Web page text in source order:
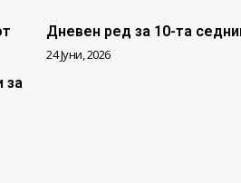
за
Дневен ред за 10-та
24 Јуни, 2026